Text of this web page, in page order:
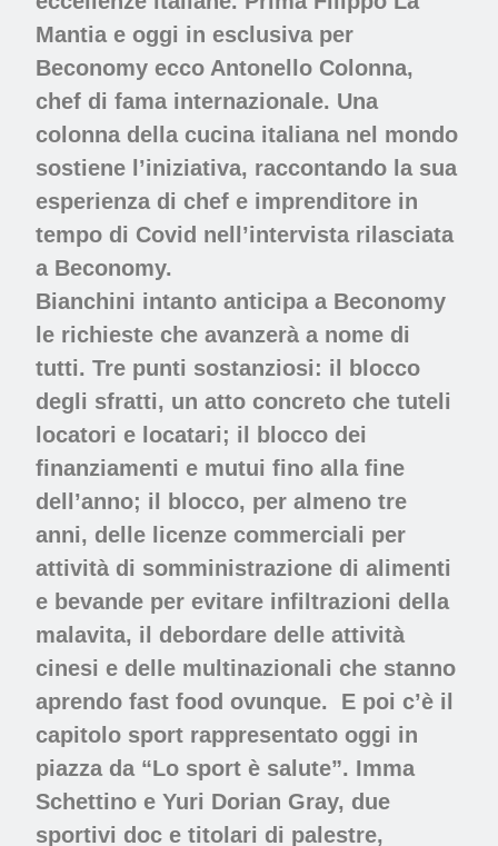
Mantia e oggi in esclusiva per
Beconomy ecco Antonello Colonna,
chef di fama internazionale. Una
colonna della cucina italiana nel mondo
sostiene l’iniziativa, raccontando la sua
esperienza di chef e imprenditore in
tempo di Covid nell’intervista rilasciata
a Beconomy.
Bianchini intanto anticipa a Beconomy
le richieste che avanzerà a nome di
tutti. Tre punti sostanziosi: il blocco
degli sfratti, un atto concreto che tuteli
locatori e locatari; il blocco dei
finanziamenti e mutui fino alla fine
dell’anno; il blocco, per almeno tre
anni, delle licenze commerciali per
attività di somministrazione di alimenti
e bevande per evitare infiltrazioni della
malavita, il debordare delle attività
cinesi e delle multinazionali che stanno
aprendo fast food ovunque.
E poi c’è il
capitolo sport rappresentato oggi in
piazza da “Lo sport è salute”. Imma
Schettino e Yuri Dorian Gray, due
sportivi doc e titolari di palestre,